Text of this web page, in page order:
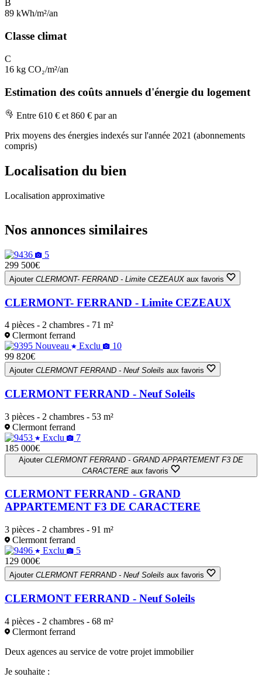
B
89 kWh/m²/an
Classe climat
C
16 kg CO₂/m²/an
Estimation des coûts annuels d'énergie du logement
Entre 610 € et 860 € par an
Prix moyens des énergies indexés sur l'année 2021 (abonnements
compris)
Localisation du bien
Localisation approximative
−
Nos annonces similaires
5
299 500€
Ajouter CLERMONT- FERRAND - Limite CEZEAUX aux favoris
CLERMONT- FERRAND - Limite CEZEAUX
4 pièces - 2 chambres - 71 m²
Clermont ferrand
Nouveau
Exclu
10
99 820€
Ajouter CLERMONT FERRAND - Neuf Soleils aux favoris
CLERMONT FERRAND - Neuf Soleils
3 pièces - 2 chambres - 53 m²
Clermont ferrand
Exclu
7
185 000€
Ajouter CLERMONT FERRAND - GRAND APPARTEMENT F3 DE
CARACTERE aux favoris
CLERMONT FERRAND - GRAND
APPARTEMENT F3 DE CARACTERE
3 pièces - 2 chambres - 91 m²
Clermont ferrand
Exclu
5
129 000€
Ajouter CLERMONT FERRAND - Neuf Soleils aux favoris
CLERMONT FERRAND - Neuf Soleils
4 pièces - 2 chambres - 68 m²
Clermont ferrand
Deux agences au service de votre projet immobilier
Je souhaite :